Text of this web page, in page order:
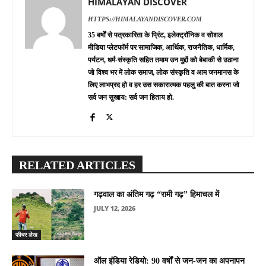
HTTPS://HIMALAYANDISCOVER.COM
35 बर्षों से पत्रकारिता के प्रिंट, इलेक्ट्रॉनिक व सोशल
मीडिया प्लेटफॉर्म पर सामाजिक, आर्थिक, राजनैतिक, धार्मिक,
पर्यटन, धर्म-संस्कृति सहित तमाम उन मुद्दों को बेबाकी से उठाना
जो विश्व भर में लोक समाज, लोक संस्कृति व आम जनमानस के
लिए लाभप्रद हो व हर उस सकारात्मक पहलु की बात करना जो
सर्व जन सुखाय: सर्व जन हिताय हो.
RELATED ARTICLES
फीचर लेख
गढ़वाल का अंतिम गढ़ “रामी गढ़” हिमाचल में
JULY 12, 2026
ऑल इंडिया रेडियो: 90 वर्षों से जन-जन का अपनापन